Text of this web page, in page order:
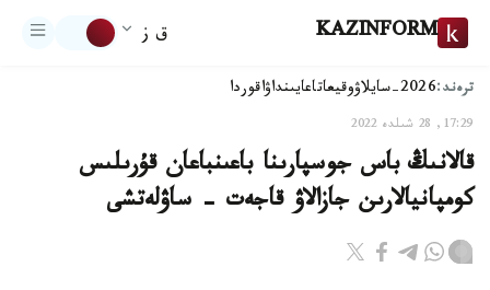
KAZINFORM ق ز
ترەند:2026-سايلاۋ وقيعاتاعايىنداۋاقوردا
17:29, 28 شىلدە 2022
قالانىڭ باس جوسپارىنا باعىنباعان قۇرىلىس
كومپانيالارىن جازالاۋ قاجەت - ساۋلەتشى